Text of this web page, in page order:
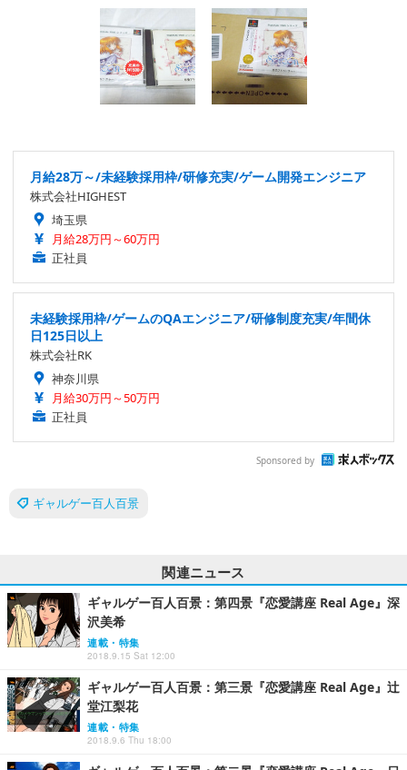
月給28万～/未経験採用枠/研修充実/ゲーム開発エンジニア
株式会社HIGHEST
埼玉県
月給28万円～60万円
正社員
未経験採用枠/ゲームのQAエンジニア/研修制度充実/年間休
日125日以上
株式会社RK
神奈川県
月給30万円～50万円
正社員
Sponsored by
ギャルゲー百人百景
関連ニュース
ギャルゲー百人百景：第四景『恋愛講座 Real Age』深
沢美希
連載・特集
2018.9.15 Sat 12:00
ギャルゲー百人百景：第三景『恋愛講座 Real Age』辻
堂江梨花
連載・特集
2018.9.6 Thu 18:00